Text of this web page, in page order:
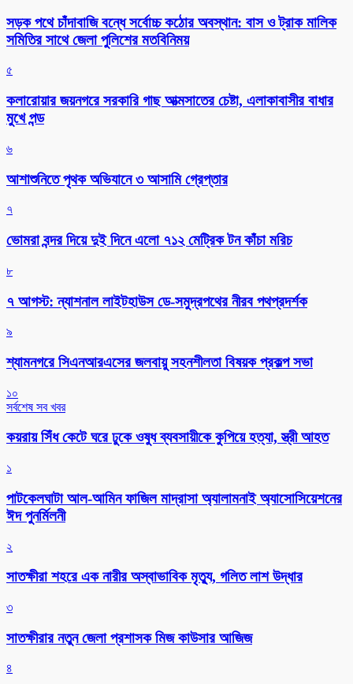
সড়ক পথে চাঁদাবাজি বন্ধে সর্বোচ্চ কঠোর অবস্থান: বাস ও ট্রাক মালিক
সমিতির সাথে জেলা পুলিশের মতবিনিময়
৫
কলারোয়ার জয়নগরে সরকারি গাছ আত্মসাতের চেষ্টা, এলাকাবাসীর বাধার
মুখে পন্ড
৬
আশাশুনিতে পৃথক অভিযানে ৩ আসামি গ্রেপ্তার
৭
ভোমরা বন্দর দিয়ে দুই দিনে এলো ৭১২ মেট্রিক টন কাঁচা মরিচ
৮
৭ আগস্ট: ন্যাশনাল লাইটহাউস ডে-সমুদ্রপথের নীরব পথপ্রদর্শক
৯
শ্যামনগরে সিএনআরএসের জলবায়ু সহনশীলতা বিষয়ক প্রকল্প সভা
১০
সর্বশেষ সব খবর
কয়রায় সিঁধ কেটে ঘরে ঢুকে ওষুধ ব্যবসায়ীকে কুপিয়ে হত্যা, স্ত্রী আহত
১
পাটকেলঘাটা আল-আমিন ফাজিল মাদ্রাসা অ্যালামনাই অ্যাসোসিয়েশনের
ঈদ পুনর্মিলনী
২
সাতক্ষীরা শহরে এক নারীর অস্বাভাবিক মৃত্যু, গলিত লাশ উদ্ধার
৩
সাতক্ষীরার নতুন জেলা প্রশাসক মিজ কাউসার আজিজ
৪